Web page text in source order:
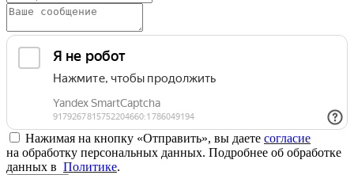
Нажимая на кнопку «Отправить», вы даете согласие
на обработку персональных данных. Подробнее об обработке
данных в Политике.